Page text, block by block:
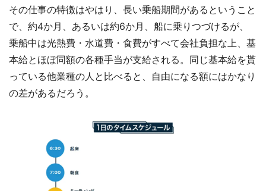
都道府選択
その仕事の特徴はやはり、長い乗船期間があるということ
で、約4か月、あるいは約6か月、船に乗りつづけるが、
乗船中は光熱費・水道費・食費がすべて会社負担な上、基
本給とほぼ同額の各種手当が支給される。同じ基本給を貰
っている他業種の人と比べると、自由になる額にはかなり
の差があるだろう。